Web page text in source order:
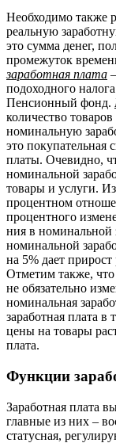
Необходимо также
реальную
это сумма денег,
промежуток
заработная плата
подоходного
Пенсионный фонд.
количест­во
номинальную
это покупательная
платы. Очевидно,
номинальной
товары и услуги.
процентном
процентно­го
ния в номинальной
номинальной
на 5% дает
Отметим также, что
не обязательно
номинальная
заработная плата
цены на товары
плата.
Функции
Заработная плата
главные из них –
статусная,